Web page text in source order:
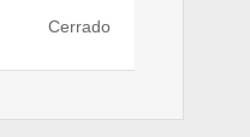
Cerrado